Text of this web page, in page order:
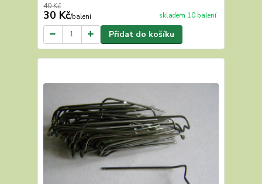
40 Kč
30 Kč/balení skladem 10 balení
Přidat do košíku